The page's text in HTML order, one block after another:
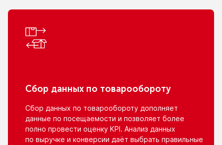
Сбор данных по товарообороту
Сбор данных по товарообороту дополняет
данные по посещаемости и позволяет более
полно провести оценку KPI. Анализ данных
по выручке и конверсии даёт выбрать правильные